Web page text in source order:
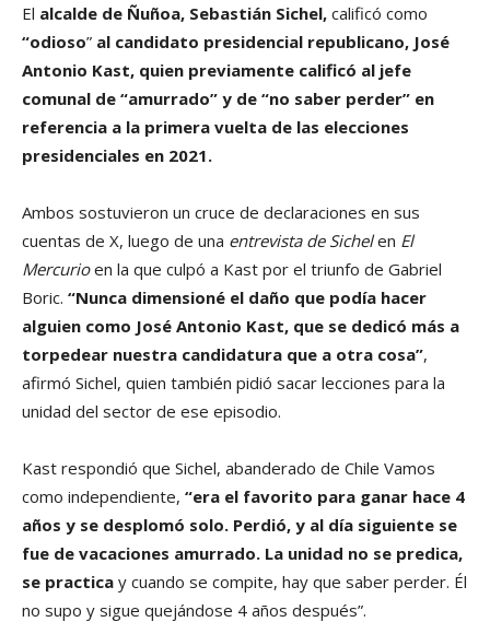
El alcalde de Ñuñoa, Sebastián Sichel, calificó como
“odioso” al candidato presidencial republicano, José
Antonio Kast, quien previamente calificó al jefe
comunal de “amurrado” y de “no saber perder” en
referencia a la primera vuelta de las elecciones
presidenciales en 2021.
Ambos sostuvieron un cruce de declaraciones en sus
cuentas de X, luego de una entrevista de Sichelen El
Mercurioen la que culpó a Kast por el triunfo de Gabriel
Boric. “Nunca dimensioné el daño que podía hacer
alguien como José Antonio Kast, que se dedicó más a
torpedear nuestra candidatura que a otra cosa”,
afirmó Sichel, quien también pidió sacar lecciones para la
unidad del sector de ese episodio.
Kast respondió que Sichel, abanderado de Chile Vamos
como independiente, “era el favorito para ganar hace 4
años y se desplomó solo. Perdió, y al día siguiente se
fue de vacaciones amurrado. La unidad no se predica,
se practica y cuando se compite, hay que saber perder. Él
no supo y sigue quejándose 4 años después”.